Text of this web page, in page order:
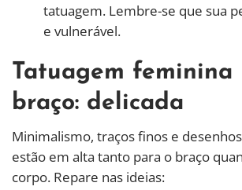
tatuagem. Lembre-se que sua
e vulnerável.
Tatuagem feminina
braço: delicada
Minimalismo, traços finos e
estão em alta tanto para o braço
corpo. Repare nas ideias: